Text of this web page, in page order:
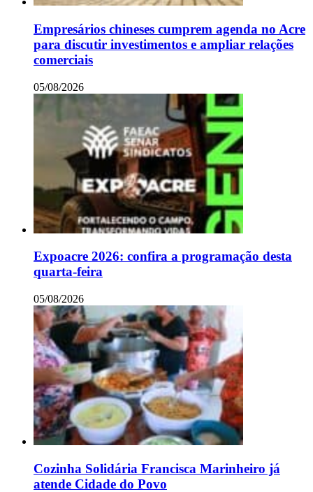
Empresários chineses cumprem agenda no Acre
para discutir investimentos e ampliar relações
comerciais
05/08/2026
Expoacre 2026: confira a programação desta
quarta-feira
05/08/2026
Cozinha Solidária Francisca Marinheiro já
atende Cidade do Povo